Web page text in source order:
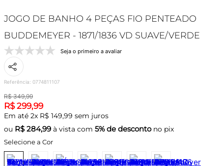
JOGO DE BANHO 4 PEÇAS FIO PENTEADO
BUDDEMEYER - 1871/1836 VD SUAVE/VERDE
Seja o primeiro a avaliar
Referência: 0774811107
R$ 349,99
R$ 299,99
Em até 2x R$ 149,99 sem juros
ou R$ 284,99 à vista com 5% de descontono pix
Selecione a Cor